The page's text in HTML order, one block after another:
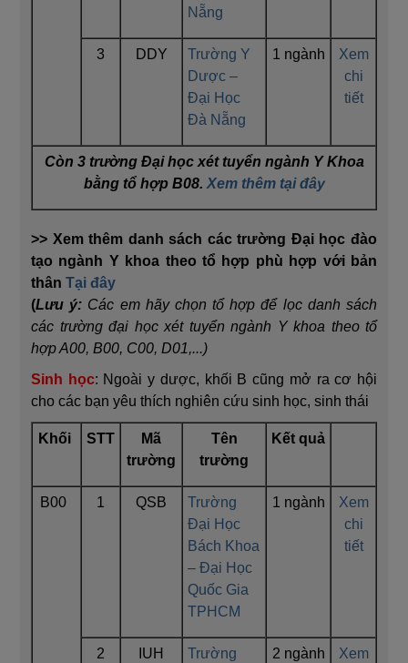
Nẵng
3 DDY
Trường Y
Dược –
Đại Học
Đà Nẵng
1 ngành
Xem
chi
tiết
Còn 3 trường Đại học xét tuyển ngành Y Khoa
bằng tổ hợp B08. Xem thêm tại đây
>> Xem thêm danh sách các trường Đại học đào
tạo ngành Y khoa theo tổ hợp phù hợp với bản
thân Tại đây
(Lưu ý: Các em hãy chọn tổ hợp để lọc danh sách
các trường đại học xét tuyển ngành Y khoa theo tổ
hợp A00, B00, C00, D01,...)
Sinh học: Ngoài y dược, khối B cũng mở ra cơ hội
cho các bạn yêu thích nghiên cứu sinh học, sinh thái
Khối STT
Mã
trường
Tên
trường
Kết quả
B00 1 QSB
Trường
Đại Học
Bách Khoa
– Đại Học
Quốc Gia
TPHCM
1 ngành
Xem
chi
tiết
2 IUH
Trường
2 ngành
Xem